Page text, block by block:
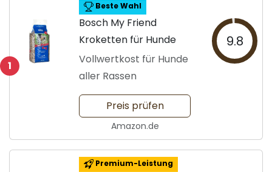
1
Beste Wahl
Bosch My Friend
Kroketten für Hunde
Vollwertkost für Hunde
aller Rassen
9.8
Preis prüfen
Amazon.de
Premium-Leistung